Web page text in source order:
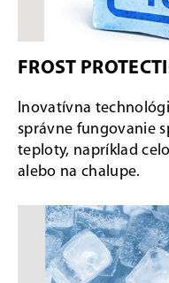
FROST
Inovatívna
správne fungovanie
teploty, napríklad
alebo na chalupe.